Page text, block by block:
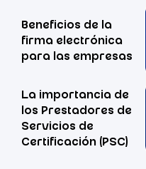
Beneficios de la
firma electrónica
para las empresas
La importancia de
los Prestadores de
Servicios de
Certificación (PSC)